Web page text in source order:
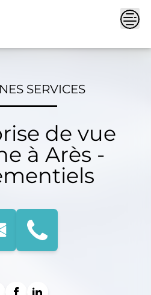
SERVICES
de vue
à Arès -